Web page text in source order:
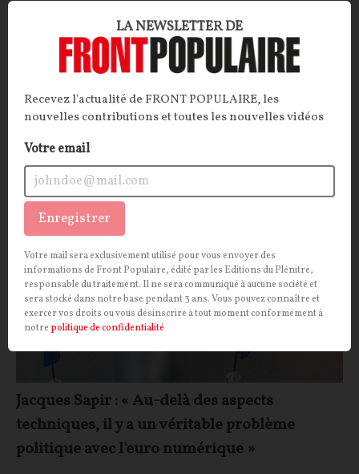
On connaissait déjà la conception extensive
et pour le moins iconoclaste que faisait la
Commission européenne de l’État de droit. On en
est définitivement aussi celui de l’Union européenne.
ECONOMIESOCIÉTÉ
Jacques Sapir : « Au-delà des aspects
techniques, il y a un véritable problème
politique avec l'euro numérique »
LA NEWSLETTER DE
Recevez l'actualité de FRONT POPULAIRE, les
nouvelles contributions et toutes les nouvelles vidéos
Votre email
Enregistrer
Votre mail sera exclusivement utilisé pour vous envoyer des
informations de Front Populaire, édité par les Editions du Plénitre,
responsable du traitement. Il ne sera communiqué à aucune société et
sera stocké dans notre base pendant 3 ans. Vous pouvez connaître et
exercer vos droits ou vous désinscrire à tout moment conformément à
notre politique de confidentialité